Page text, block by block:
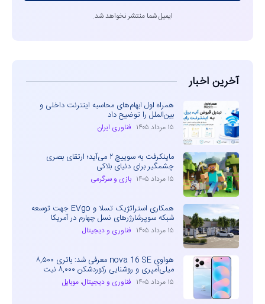
ایمیل شما منتشر نخواهد شد.
آخرین اخبار
همراه اول ابهام‌های محاسبه اینترنت داخلی و
بین‌الملل را توضیح داد
۱۵ مرداد ۱۴۰۵ فناوری ایران
ماینکرفت به سوییچ ۲ می‌آید؛ ارتقای بصری
چشمگیر برای دنیای بلاکی
۱۵ مرداد ۱۴۰۵ بازی و سرگرمی
همکاری استراتژیک تسلا و EVgo جهت توسعه
شبکه سوپرشارژرهای نسل چهارم در آمریکا
۱۵ مرداد ۱۴۰۵ فناوری و دیجیتال
هواوی nova 16 SE معرفی شد: باتری ۸,۵۰۰
میلی‌آمپری و روشنایی رکوردشکن ۸,۰۰۰ نیت
۱۵ مرداد ۱۴۰۵ فناوری و دیجیتال، موبایل